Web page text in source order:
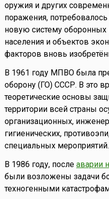
оружия и других
поражения,
новую систему оборонных
населения и объектов
факторов вновь
В 1961 году МПВО была
оборону (ГО) СССР. В это
теоретические основы
территории всей страны
организационных,
гигиенических,
специальных мероприятий.
В 1986 году, после аварии
были возложены задачи
техногенными